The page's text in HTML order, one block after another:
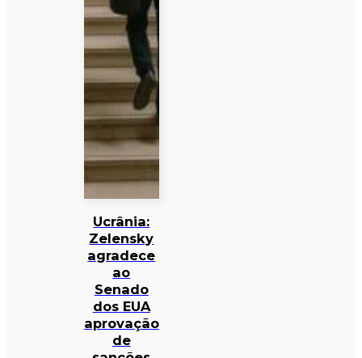
Ucrânia:
Zelensky
agradece
ao
Senado
dos EUA
aprovação
de